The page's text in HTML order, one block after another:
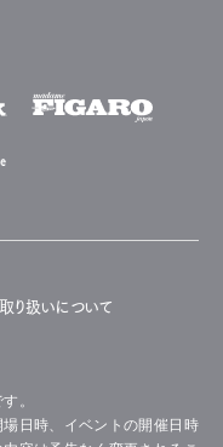
り扱いについて
。
日時、イベントの開催日時